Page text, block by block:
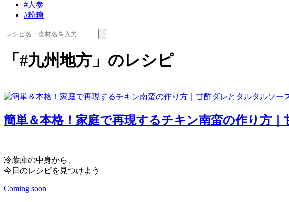
#人参
#粉糖
「#九州地方」のレシピ
簡単＆本格！家庭で再現するチキン南蛮の作り方
冷蔵庫の中身から、
今日のレシピを見つけよう
Coming soon